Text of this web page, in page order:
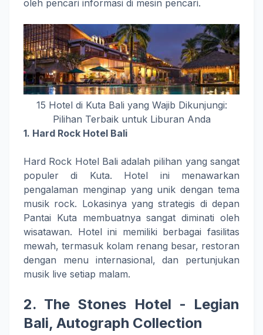
oleh pencari informasi di mesin pencari.
15 Hotel di Kuta Bali yang Wajib Dikunjungi:
Pilihan Terbaik untuk Liburan Anda
1. Hard Rock Hotel Bali
Hard Rock Hotel Bali adalah pilihan yang sangat
populer di Kuta. Hotel ini menawarkan
pengalaman menginap yang unik dengan tema
musik rock. Lokasinya yang strategis di depan
Pantai Kuta membuatnya sangat diminati oleh
wisatawan. Hotel ini memiliki berbagai fasilitas
mewah, termasuk kolam renang besar, restoran
dengan menu internasional, dan pertunjukan
musik live setiap malam.
2. The Stones Hotel - Legian
Bali, Autograph Collection